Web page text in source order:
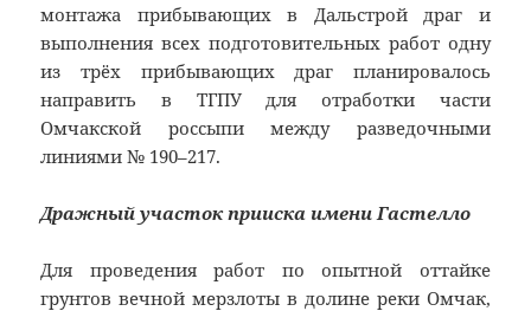
монтажа прибывающих в Дальстрой драг и
выполнения всех подготовительных работ одну
из трёх прибывающих драг планировалось
направить в ТГПУ для отработки части
Омчакской россыпи между разведочными
линиями № 190–217.
Дражный участок прииска имени Гастелло
Для проведения работ по опытной оттайке
грунтов вечной мерзлоты в долине реки Омчак,